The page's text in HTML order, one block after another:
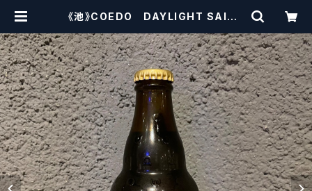
《池》COEDO DAYLIGHT SAISO
フトビールシザーズ】 | craftbeers
cissors